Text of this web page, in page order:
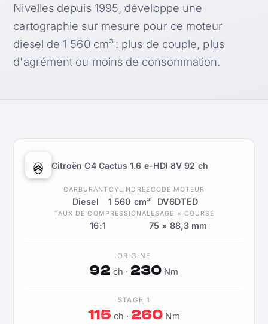
Nivelles depuis 1995, développe une
cartographie sur mesure pour ce moteur
diesel de 1 560 cm³ : plus de couple, plus
d'agrément ou moins de consommation.
Citroën C4 Cactus 1.6 e-HDI 8V 92 ch
CARBURANT
Diesel
CYLINDRÉE
1 560 cm³
CODE MOTEUR
DV6DTED
TAUX DE COMPRESSION
16:1
ALÉSAGE × COURSE
75 × 88,3 mm
ORIGINE
92 ch · 230 Nm
STAGE 1
115 ch · 260 Nm